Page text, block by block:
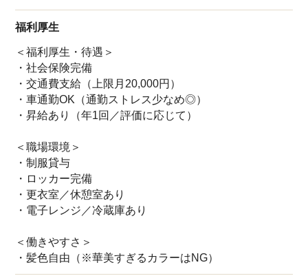
福利厚生
＜福利厚生・待遇＞
・社会保険完備
・交通費支給（上限月20,000円）
・車通勤OK（通勤ストレス少なめ◎）
・昇給あり（年1回／評価に応じて）
＜職場環境＞
・制服貸与
・ロッカー完備
・更衣室／休憩室あり
・電子レンジ／冷蔵庫あり
＜働きやすさ＞
・髪色自由（※華美すぎるカラーはNG）